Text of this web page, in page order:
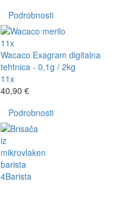
Podrobnosti
11x
Wacaco Exagram digitalna
tehtnica - 0,1g / 2kg
11x
40,90 €
Podrobnosti